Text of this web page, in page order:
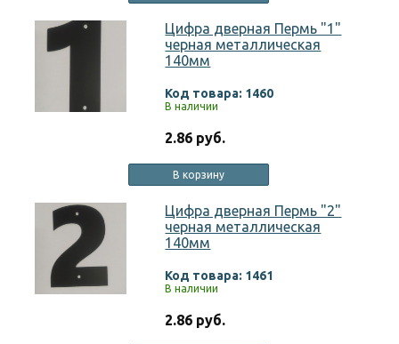
Цифра дверная Пермь "1"
черная металлическая
140мм
Код товара: 1460
В наличии
2.86 руб.
В корзину
Цифра дверная Пермь "2"
черная металлическая
140мм
Код товара: 1461
В наличии
2.86 руб.